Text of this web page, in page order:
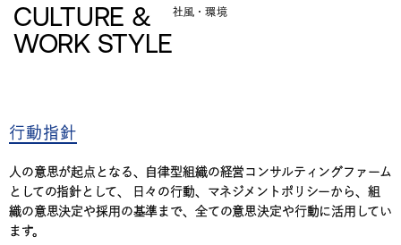
CULTURE &
WORK STYLE
社風・環境
行動指針
人の意思が起点となる、自律型組織の経営コンサルティングファーム
としての指針として、
日々の行動、マネジメントポリシーから、組
織の意思決定や採用の基準まで、全ての意思決定や行動に活用してい
ます。